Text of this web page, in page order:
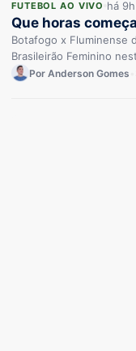
FUTEBOL AO VIVO há 9h
Que horas
Botafogo x Fluminense
Brasileirão Feminino
Por Anderson Gomes